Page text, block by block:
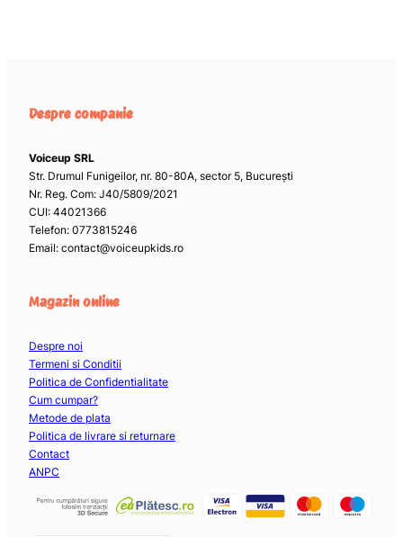
Despre companie
Voiceup SRL
Str. Drumul Funigeilor, nr. 80-80A, sector 5, București
Nr. Reg. Com: J40/5809/2021
CUI: 44021366
Telefon: 0773815246
Email: contact@voiceupkids.ro
Magazin online
Despre noi
Termeni si Conditii
Politica de Confidentialitate
Cum cumpar?
Metode de plata
Politica de livrare si returnare
Contact
ANPC